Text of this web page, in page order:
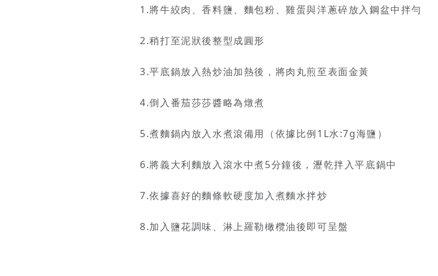
1.將牛絞肉、香料鹽、麵包粉、雞蛋與洋蔥碎放入鋼盆中拌勻
2.稍打至泥狀後整型成圓形
3.平底鍋放入熱炒油加熱後，將肉丸煎至表面金黃
4.倒入番茄莎莎醬略為燉煮
5.煮麵鍋內放入水煮滾備用（依據比例1L水:7g海鹽）
6.將義大利麵放入滾水中煮5分鐘後，瀝乾拌入平底鍋中
7.依據喜好的麵條軟硬度加入煮麵水拌炒
8.加入鹽花調味、淋上羅勒橄欖油後即可呈盤